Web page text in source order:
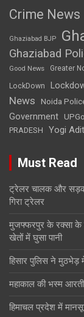
Crime News
Ghaziabad BJP
Ghaziabad
Good News Greater
LockDown
News
Noida
Government
PRADESH
Yogi
Must Read
ट्रेलर चालक और सड़क
गिरा ट्रेलर
मुजफ्फरपुर के रक्सा के
खेतों में घुसा पानी
हिसार पुलिस ने मुठभेड़
महाकाल की भस्म आरती
हिमाचल प्रदेश में